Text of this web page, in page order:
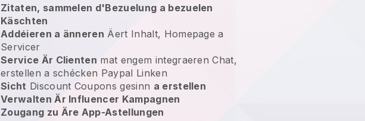
Zitaten, sammelen d'Bezuelung a bezuelen
Käschten
Addéieren a änneren Äert Inhalt, Homepage a
Servicer
Service Är Clienten mat engem integraeren Chat,
erstellen a schécken Paypal Linken
Sicht Discount Coupons gesinn a erstellen
Verwalten Är Influencer Kampagnen
Zougang zu Äre App-Astellungen